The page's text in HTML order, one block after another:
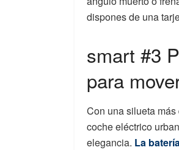
dispones de una
smart #3
para
Con una silueta más
coche eléctrico
elegancia. La